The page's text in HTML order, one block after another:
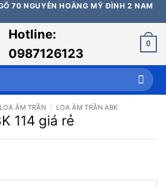
70 NGUYỄN HOÀNG MỸ ĐÌNH 2 NAM
Hotline:
0987126123
0
LOA ÂM TRẦN / LOA ÂM TRẦN ABK
114 giá rẻ